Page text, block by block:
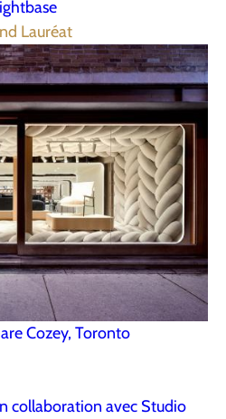
Lauréat
Cozey, Toronto
collaboration avec Studio